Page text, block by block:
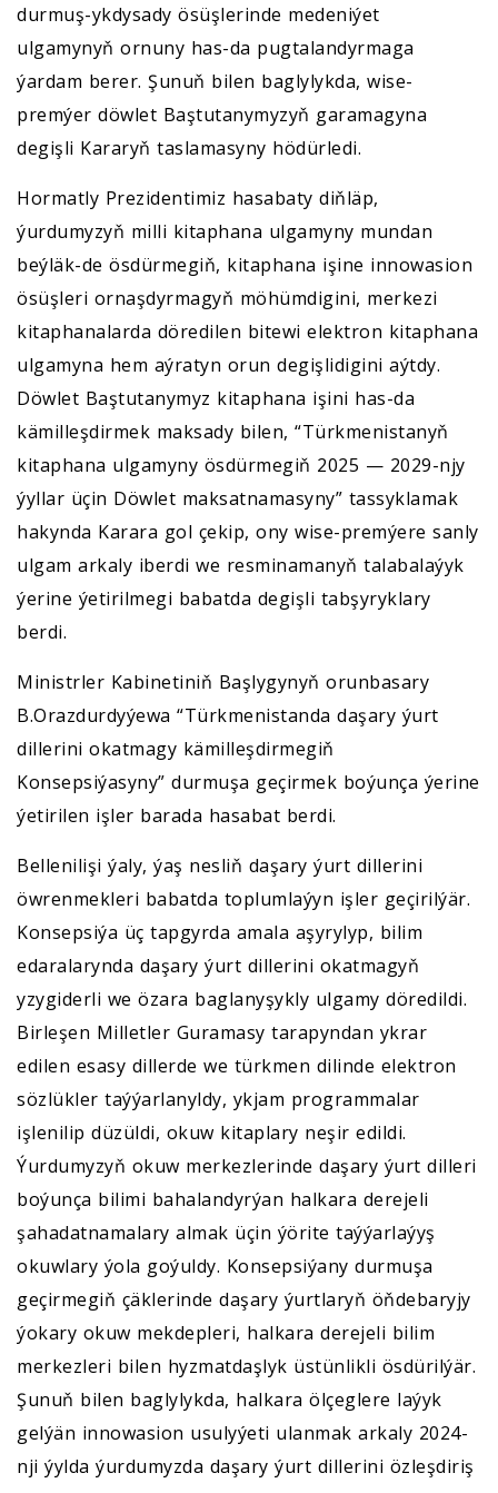
durmuş-ykdysady ösüşlerinde medeniýet
ulgamynyň ornuny has-da pugtalandyrmaga
ýardam berer. Şunuň bilen baglylykda, wise-
premýer döwlet Baştutanymyzyň garamagyna
degişli Kararyň taslamasyny hödürledi.
Hormatly Prezidentimiz hasabaty diňläp,
ýurdumyzyň milli kitaphana ulgamyny mundan
beýläk-de ösdürmegiň, kitaphana işine innowasion
ösüşleri ornaşdyrmagyň möhümdigini, merkezi
kitaphanalarda döredilen bitewi elektron kitaphana
ulgamyna hem aýratyn orun degişlidigini aýtdy.
Döwlet Baştutanymyz kitaphana işini has-da
kämilleşdirmek maksady bilen, “Türkmenistanyň
kitaphana ulgamyny ösdürmegiň 2025 — 2029-njy
ýyllar üçin Döwlet maksatnamasyny” tassyklamak
hakynda Karara gol çekip, ony wise-premýere sanly
ulgam arkaly iberdi we resminamanyň talabalaýyk
ýerine ýetirilmegi babatda degişli tabşyryklary
berdi.
Ministrler Kabinetiniň Başlygynyň orunbasary
B.Orazdurdyýewa “Türkmenistanda daşary ýurt
dillerini okatmagy kämilleşdirmegiň
Konsepsiýasyny” durmuşa geçirmek boýunça ýerine
ýetirilen işler barada hasabat berdi.
Bellenilişi ýaly, ýaş nesliň daşary ýurt dillerini
öwrenmekleri babatda toplumlaýyn işler geçirilýär.
Konsepsiýa üç tapgyrda amala aşyrylyp, bilim
edaralarynda daşary ýurt dillerini okatmagyň
yzygiderli we özara baglanyşykly ulgamy döredildi.
Birleşen Milletler Guramasy tarapyndan ykrar
edilen esasy dillerde we türkmen dilinde elektron
sözlükler taýýarlanyldy, ykjam programmalar
işlenilip düzüldi, okuw kitaplary neşir edildi.
Ýurdumyzyň okuw merkezlerinde daşary ýurt dilleri
boýunça bilimi bahalandyrýan halkara derejeli
şahadatnamalary almak üçin ýörite taýýarlaýyş
okuwlary ýola goýuldy. Konsepsiýany durmuşa
geçirmegiň çäklerinde daşary ýurtlaryň öňdebaryjy
ýokary okuw mekdepleri, halkara derejeli bilim
merkezleri bilen hyzmatdaşlyk üstünlikli ösdürilýär.
Şunuň bilen baglylykda, halkara ölçeglere laýyk
gelýän innowasion usulyýeti ulanmak arkaly 2024-
nji ýylda ýurdumyzda daşary ýurt dillerini özleşdiriş